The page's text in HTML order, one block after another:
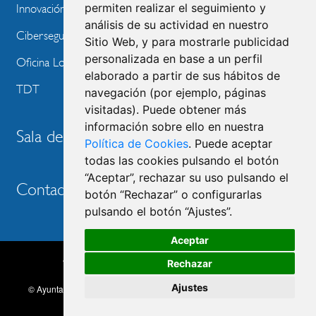
permiten realizar el seguimiento y
análisis de su actividad en nuestro
Sitio Web, y para mostrarle publicidad
personalizada en base a un perfil
elaborado a partir de sus hábitos de
navegación (por ejemplo, páginas
visitadas). Puede obtener más
información sobre ello en nuestra
Política de Cookies. Puede aceptar
todas las cookies pulsando el botón
“Aceptar”, rechazar su uso pulsando el
botón “Rechazar” o configurarlas
pulsando el botón “Ajustes”.
Aceptar
Rechazar
Ajustes
Innovación Tecnológica
Ciberseguridad
Oficina Local de Ayudas Públicas
TDT
Sala de prensa
Contacto
FOOTER
Accesibilidad Aviso legal
Política de privacidad
Política de cookies
© Ayuntamiento de Las Rozas de Madrid, 2026. Todos los derechos